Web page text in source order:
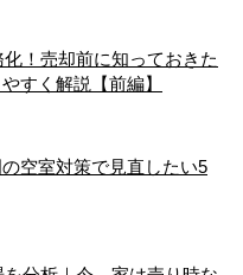
化！売却前に知っておきた
すく解説【前編】
空室対策で見直したい5